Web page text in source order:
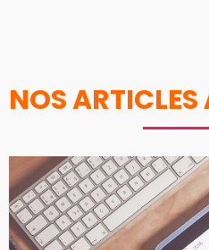
NOS ARTICLES